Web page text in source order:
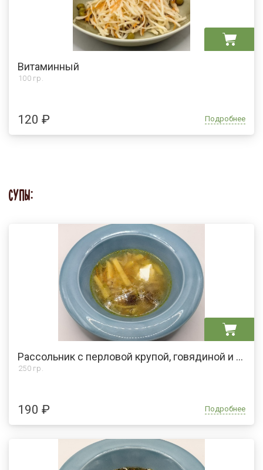
Витаминный
100 гр.
120 ₽ Подробнее
СУПЫ:
Рассольник с перловой крупой, говядиной и сметаной
250 гр.
190 ₽ Подробнее